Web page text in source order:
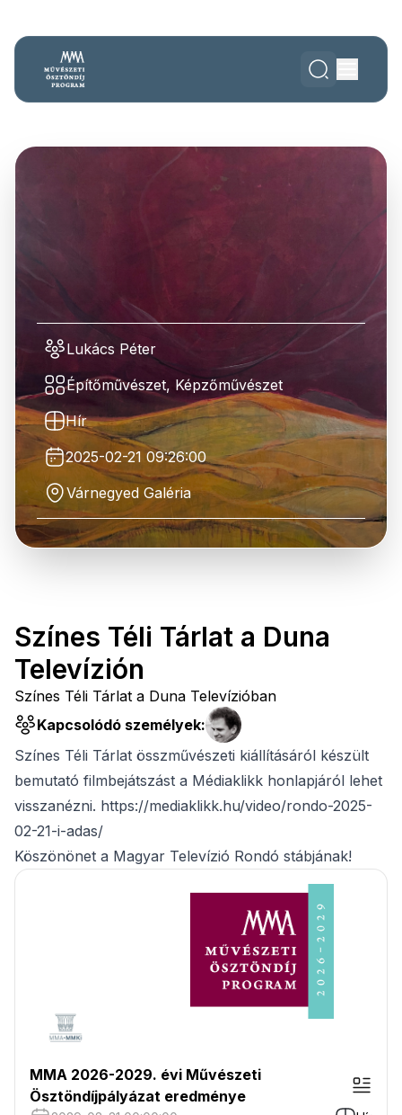
Lukács Péter
Építőművészet, Képzőművészet
Hír
2025-02-21 09:26:00
Várnegyed Galéria
Színes Téli Tárlat a Duna
Televízión
Színes Téli Tárlat a Duna Televízióban
Kapcsolódó személyek:
Színes Téli Tárlat összművészeti kiállításáról készült
bemutató filmbejátszást a Médiaklikk honlapjáról lehet
visszanézni. https://mediaklikk.hu/video/rondo-2025-
02-21-i-adas/
Köszönönet a Magyar Televízió Rondó stábjának!
MMA 2026-2029. évi Művészeti
Ösztöndíjpályázat eredménye